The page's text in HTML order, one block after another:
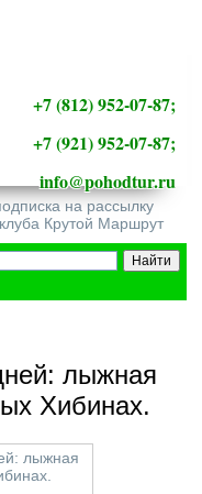
+7 (812) 952-07-87;
+7 (921) 952-07-87;
info@pohodtur.ru
лыжная
Хибинах.